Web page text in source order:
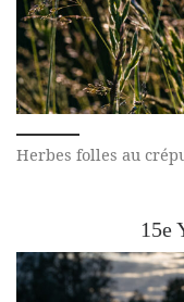
Herbes folles au
15e